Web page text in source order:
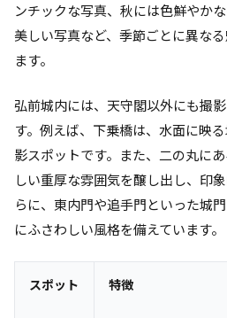
ンチックな写真、秋には色鮮やか
美しい写真など、季節ごとに異な
ます。
弘前城内には、天守閣以外にも撮
す。例えば、下乗橋は、水面に映
影スポットです。また、二の丸に
しい重厚な雰囲気を醸し出し、印
らに、東内門や追手門といった城
にふさわしい風格を備えています。
スポット 特徴